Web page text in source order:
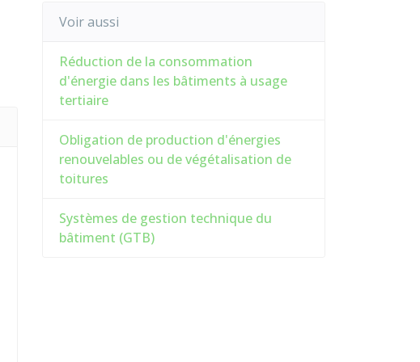
Voir aussi
Réduction de la consommation
d'énergie dans les bâtiments à usage
tertiaire
Obligation de production d'énergies
renouvelables ou de végétalisation de
toitures
Systèmes de gestion technique du
bâtiment (GTB)